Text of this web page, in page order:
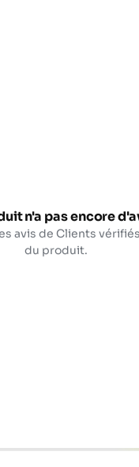
n'a pas encore
avis de Clients
du produit.